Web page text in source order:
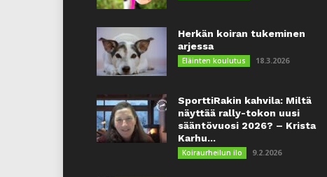
Herkän koiran tukeminen
arjessa
Eläinten koulutus 18.3.2026
SporttiRakin kahvila: Miltä
näyttää rally-tokon uusi
sääntövuosi 2026? – Krista
Karhu...
Koiraurheilun ilo 9.2.2026